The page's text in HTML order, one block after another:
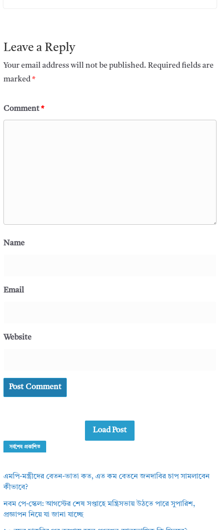
Leave a Reply
Your email address will not be published. Required fields are
marked*
Comment*
Name
Email
Website
Load Post
সর্বশেষ প্রকাশিত
এমপি-মন্ত্রীদের বেতন-ভাতা কত, এত কম বেতনে জনদাবির চাপ সামলাবেন
কীভাবে?
নবম পে-স্কেল: আগস্টের শেষ সপ্তাহে মন্ত্রিসভায় উঠতে পারে সুপারিশ,
প্রজ্ঞাপন নিয়ে যা জানা যাচ্ছে